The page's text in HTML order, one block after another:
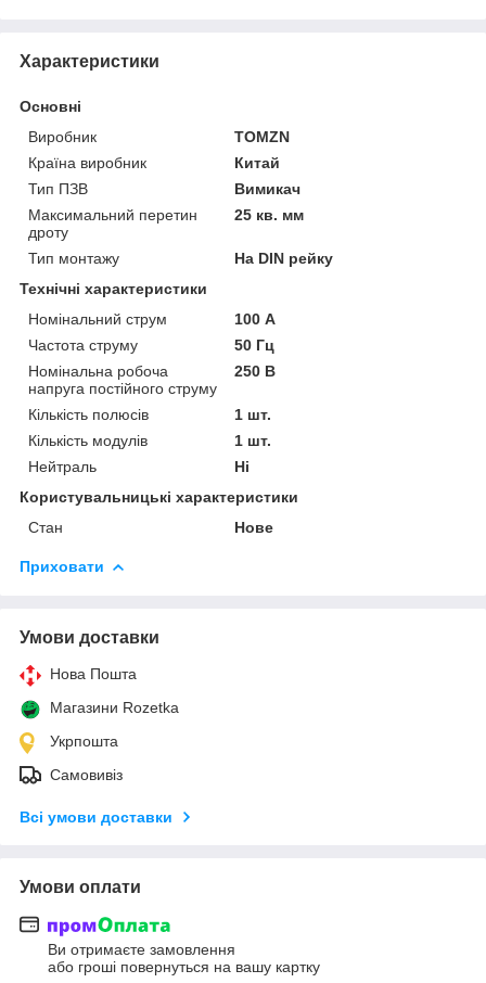
Характеристики
Основні
Виробник
TOMZN
Країна виробник
Китай
Тип ПЗВ
Вимикач
Максимальний перетин
дроту
25 кв. мм
Тип монтажу
На DIN рейку
Технічні характеристики
Номінальний струм
100 А
Частота струму
50 Гц
Номінальна робоча
напруга постійного струму
250 В
Кількість полюсів
1 шт.
Кількість модулів
1 шт.
Нейтраль
Ні
Користувальницькі характеристики
Стан
Нове
Приховати
Умови доставки
Нова Пошта
Магазини Rozetka
Укрпошта
Самовивіз
Всі умови доставки
Умови оплати
Ви отримаєте замовлення
або гроші повернуться на вашу картку